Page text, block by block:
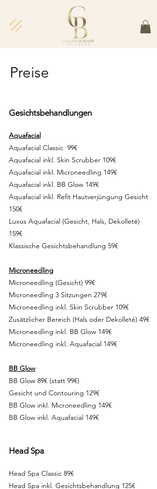
Preise
Gesichtsbehandlungen
Aquafacial
Aquafacial Classic 99€
Aquafacial inkl. Skin Scrubber 109€
Aquafacial inkl. Microneedling 149€
Aquafacial inkl. BB Glow 149€
Aquafacial inkl. Refit Hautverjüngung Gesicht
150€
Luxus Aquafacial (Gesicht, Hals, Dekolleté)
159€
Klassische Gesichtsbehandlung 59€
Microneedling
Microneedling (Gesicht) 99€
Microneedling 3 Sitzungen 279€
Microneedling inkl. Skin Scrubber 109€
Zusätzlicher Bereich (Hals oder Dekolleté) 49€
Microneedling inkl. BB Glow 149€
Microneedling inkl. Aquafacial 149€
BB Glow
BB Glow 89€ (statt 99€)
Gesicht und Contouring 129€
BB Glow inkl. Microneedling 149€
BB Glow inkl. Aquafacial 149€
Head Spa
Head Spa Classic 89€
Head Spa inkl. Gesichtsbehandlung 125€